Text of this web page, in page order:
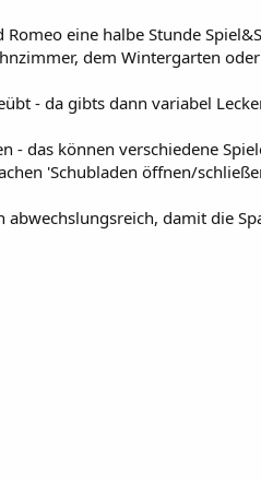
eine halbe Stunde
dem Wintergarten
- da gibts dann variabel
- das können verschiedene
'Schubladen öffnen/
damit die